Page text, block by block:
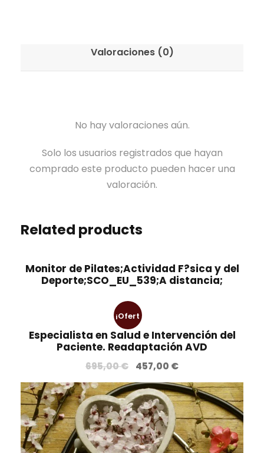
Valoraciones (0)
No hay valoraciones aún.
Solo los usuarios registrados que hayan
comprado este producto pueden hacer una
valoración.
Related products
Monitor de Pilates;Actividad F?sica y del
Deporte;SCO_EU_539;A distancia;
¡Ofert
a!
Especialista en Salud e Intervención del
Paciente. Readaptación AVD
695,00€
E
l
p
r
e
c
457,00 €E
l
p
r
e
c